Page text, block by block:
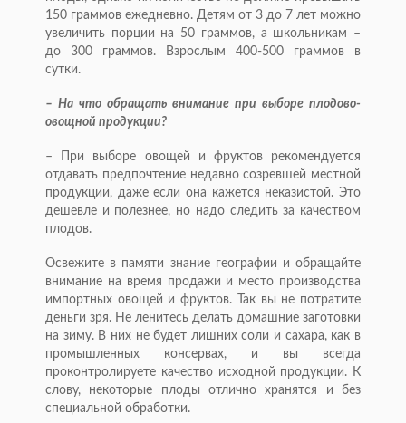
150 граммов ежедневно. Детям от 3 до 7 лет можно
увеличить порции на 50 граммов, а школьникам –
до 300 граммов. Взрослым 400-500 граммов в
сутки.
– На что обращать внимание при выборе плодово-
овощной продукции?
– При выборе овощей и фруктов рекомендуется
отдавать предпочтение недавно созревшей местной
продукции, даже если она кажется неказистой. Это
дешевле и полезнее, но надо следить за качеством
плодов.
Освежите в памяти знание географии и обращайте
внимание на время продажи и место производства
импортных овощей и фруктов. Так вы не потратите
деньги зря. Не ленитесь делать домашние заготовки
на зиму. В них не будет лишних соли и сахара, как в
промышленных консервах, и вы всегда
проконтролируете качество исходной продукции. К
слову, некоторые плоды отлично хранятся и без
специальной обработки.